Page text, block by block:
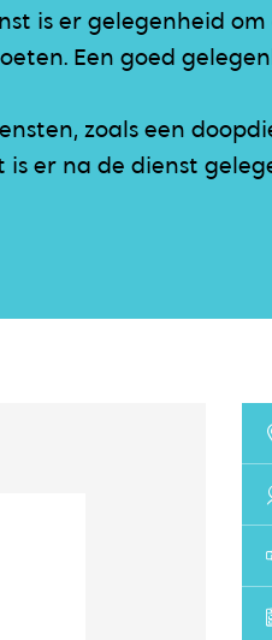
is er gelegenheid
Een goed
zoals een
is er na de dienst